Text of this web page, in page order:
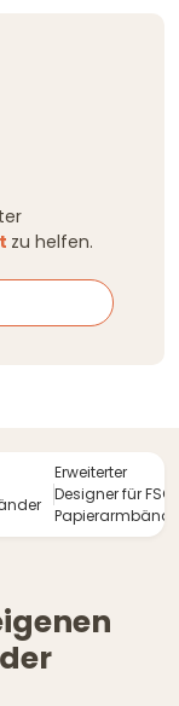
zu helfen.
Erweiterter
Designer für